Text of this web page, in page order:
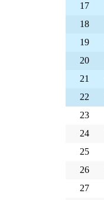
17
18
19
20
21
22
23
24
25
26
27